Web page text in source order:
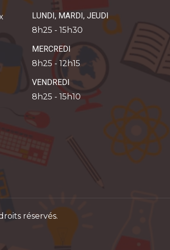
LUNDI, MARDI, JEUDI
8h25 - 15h30
MERCREDI
8h25 - 12h15
VENDREDI
8h25 - 15h10
réservés.